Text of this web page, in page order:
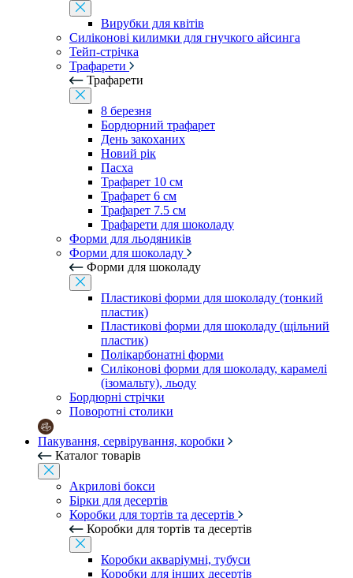
Вирубки для квітів
Силіконові килимки для гнучкого айсинга
Тейп-стрічка
Трафарети
Трафарети
8 березня
Бордюрний трафарет
День закоханих
Новий рік
Пасха
Трафарет 10 см
Трафарет 6 см
Трафарет 7.5 см
Трафарети для шоколаду
Форми для льодяників
Форми для шоколаду
Форми для шоколаду
Пластикові форми для шоколаду (тонкий
пластик)
Пластикові форми для шоколаду (щільний
пластик)
Полікарбонатні форми
Силіконові форми для шоколаду, карамелі
(ізомальту), льоду
Бордюрні стрічки
Поворотні столики
Пакування, сервірування, коробки
Каталог товарів
Акрилові бокси
Бірки для десертів
Коробки для тортів та десертів
Коробки для тортів та десертів
Коробки акваріумні, тубуси
Коробки для інших десертів